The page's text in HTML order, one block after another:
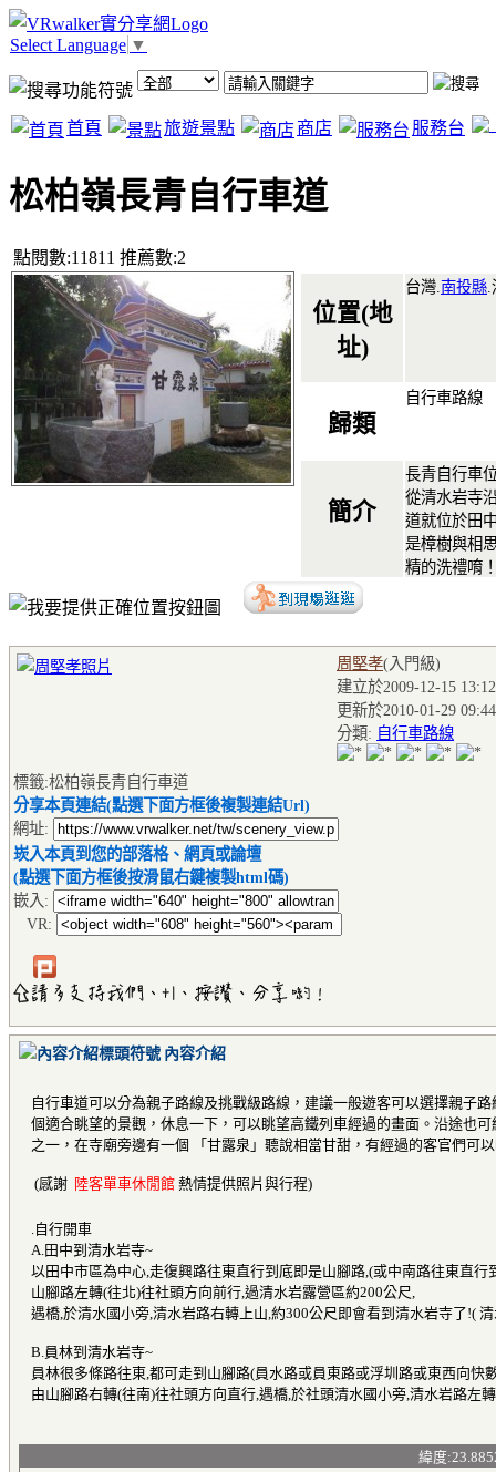
Select Language ▼
首頁 旅遊景點 商店 服務台
松柏嶺長青自行車道
點閱數:11811 推薦數:2
位置(地
址)
台灣. 南投縣
歸類
自行車路線
簡介
長青自行車
從清水岩寺
道就位於田
是樟樹與相
精的洗禮唷
周堅孝(入門級)
建立於2009-12-15
更新於2010-01-29
分類: 自行車路線
標籤:松柏嶺長青自行車道
分享本頁連結(點選下面方框後複製連結Url)
網址:
崁入本頁到您的部落格、網頁或論壇
(點選下面方框後按滑鼠右鍵複製html碼)
嵌入:
VR:
內容介紹
自行車道可以分為親子路線及挑戰級路線，建議一般遊客可以選擇親子
個適合眺望的景觀，休息一下，可以眺望高鐵列車經過的畫面。沿途也
之一，在寺廟旁邊有一個 「甘露泉」聽說相當甘甜，有經過的客官們可
(感謝 陸客單車休閒館 熱情提供照片與行程)
.自行開車
A.田中到清水岩寺~
以田中市區為中心,走復興路往東直行到底即是山腳路,(或中南路往東直行
山腳路左轉(往北)往社頭方向前行,過清水岩露營區約200公尺,
遇橋,於清水國小旁,清水岩路右轉上山,約300公尺即會看到清水岩寺了!(
B.員林到清水岩寺~
員林很多條路往東,都可走到山腳路(員水路或員東路或浮圳路或東西向快
由山腳路右轉(往南)往社頭方向直行,遇橋,於社頭清水國小旁,清水岩路左
緯度